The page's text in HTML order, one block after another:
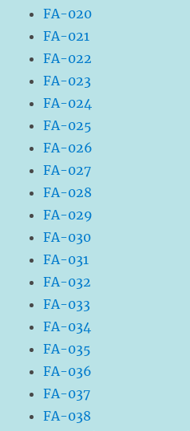
FA-020
FA-021
FA-022
FA-023
FA-024
FA-025
FA-026
FA-027
FA-028
FA-029
FA-030
FA-031
FA-032
FA-033
FA-034
FA-035
FA-036
FA-037
FA-038